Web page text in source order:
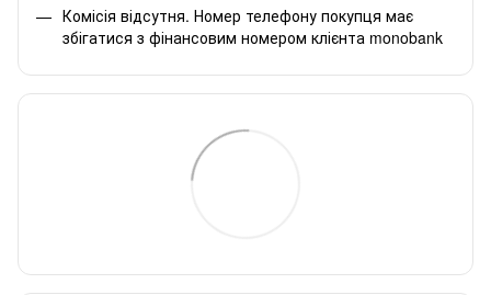
Комісія відсутня. Номер телефону покупця має
збігатися з фінансовим номером клієнта monobank